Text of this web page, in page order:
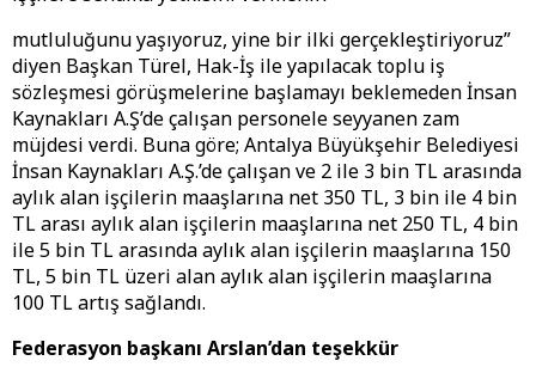
mutluluğunu yaşıyoruz, yine bir ilki gerçekleştiriyoruz”
diyen Başkan Türel, Hak-İş ile yapılacak toplu iş
sözleşmesi görüşmelerine başlamayı beklemeden İnsan
Kaynakları A.Ş’de çalışan personele seyyanen zam
müjdesi verdi. Buna göre; Antalya Büyükşehir Belediyesi
İnsan Kaynakları A.Ş.’de çalışan ve 2 ile 3 bin TL arasında
aylık alan işçilerin maaşlarına net 350 TL, 3 bin ile 4 bin
TL arası aylık alan işçilerin maaşlarına net 250 TL, 4 bin
ile 5 bin TL arasında aylık alan işçilerin maaşlarına 150
TL, 5 bin TL üzeri alan aylık alan işçilerin maaşlarına
100 TL artış sağlandı.
Federasyon başkanı Arslan’dan teşekkür